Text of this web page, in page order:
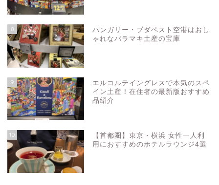
8
ハンガリー・ブダペスト空港はおし
ゃれなバラマキ土産の宝庫
9
エルコルテイングレスで本気のスペ
イン土産！在住者の最新版おすすめ
品紹介
10
【首都圏】東京・横浜 女性一人利
用におすすめのホテルラウンジ4選
お問い合わせ
スペイン